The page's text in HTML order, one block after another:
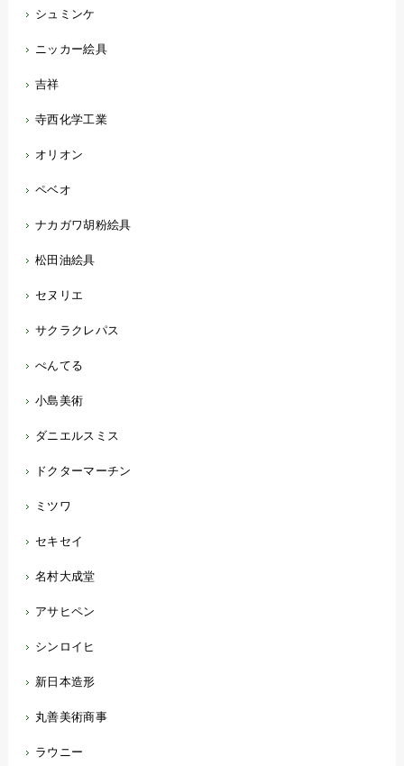
シュミンケ
ニッカー絵具
吉祥
寺西化学工業
オリオン
ペベオ
ナカガワ胡粉絵具
松田油絵具
セヌリエ
サクラクレパス
ぺんてる
小島美術
ダニエルスミス
ドクターマーチン
ミツワ
セキセイ
名村大成堂
アサヒペン
シンロイヒ
新日本造形
丸善美術商事
ラウニー